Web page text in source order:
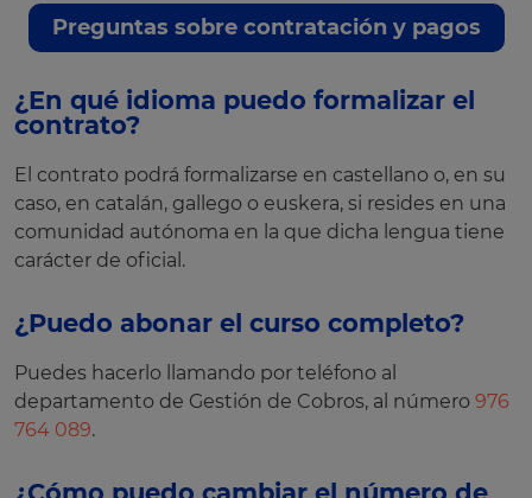
Preguntas sobre contratación y pagos
¿En qué idioma puedo formalizar el
contrato?
El contrato podrá formalizarse en castellano o, en su
caso, en catalán, gallego o euskera, si resides en una
comunidad autónoma en la que dicha lengua tiene
carácter de oficial.
¿Puedo abonar el curso completo?
Puedes hacerlo llamando por teléfono al
departamento de Gestión de Cobros, al número 976
764 089.